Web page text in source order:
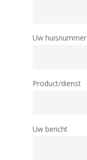
Uw huisnummer
Product/dienst
Uw bericht